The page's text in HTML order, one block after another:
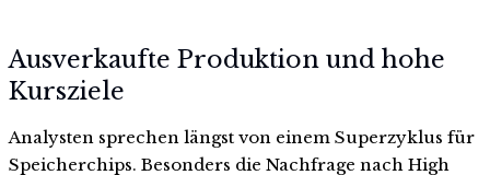
Ausverkaufte Produktion und hohe
Kursziele
Analysten sprechen längst von einem Superzyklus für
Speicherchips. Besonders die Nachfrage nach High